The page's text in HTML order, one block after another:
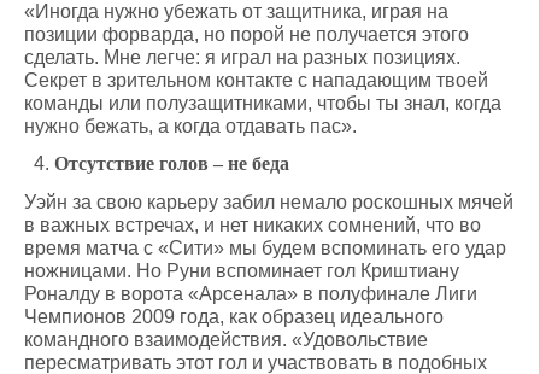
«Иногда нужно убежать от защитника, играя на
позиции форварда, но порой не получается этого
сделать. Мне легче: я играл на разных позициях.
Секрет в зрительном контакте с нападающим твоей
команды или полузащитниками, чтобы ты знал, когда
нужно бежать, а когда отдавать пас».
Отсутствие голов – не беда
Уэйн за свою карьеру забил немало роскошных мячей
в важных встречах, и нет никаких сомнений, что во
время матча с «Сити» мы будем вспоминать его удар
ножницами. Но Руни вспоминает гол Криштиану
Роналду в ворота «Арсенала» в полуфинале Лиги
Чемпионов 2009 года, как образец идеального
командного взаимодействия. «Удовольствие
пересматривать этот гол и участвовать в подобных